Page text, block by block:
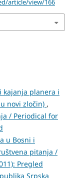
article/view/166
kajanja planera i
novi zločin) ,
/ Periodical for
u Bosni i
pitanja /
Pregled
Srpska